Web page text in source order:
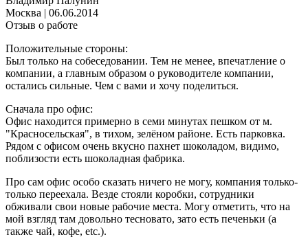
Москва | 06.06.2014
Отзыв о работе
Положительные стороны:
Был только на собеседовании. Тем не менее, впечатление о
компании, а главным образом о руководителе компании,
остались сильные. Чем с вами и хочу поделиться.
Сначала про офис:
Офис находится примерно в семи минутах пешком от м.
"Красносельская", в тихом, зелёном районе. Есть парковка.
Рядом с офисом очень вкусно пахнет шоколадом, видимо,
поблизости есть шоколадная фабрика.
Про сам офис особо сказать ничего не могу, компания только-
только переехала. Везде стояли коробки, сотрудники
обживали свои новые рабочие места. Могу отметить, что на
мой взгляд там довольно тесновато, зато есть печеньки (а
также чай, кофе, etc.).